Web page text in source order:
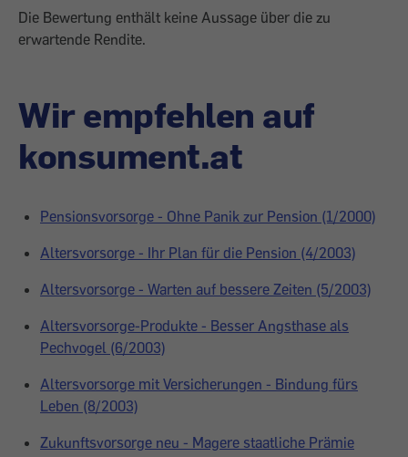
Die Bewertung enthält keine Aussage über die zu
erwartende Rendite.
Wir empfehlen auf
konsument.at
Pensionsvorsorge - Ohne Panik zur Pension (1/2000)
Altersvorsorge - Ihr Plan für die Pension (4/2003)
Altersvorsorge - Warten auf bessere Zeiten (5/2003)
Altersvorsorge-Produkte - Besser Angsthase als
Pechvogel (6/2003)
Altersvorsorge mit Versicherungen - Bindung fürs
Leben (8/2003)
Zukunftsvorsorge neu - Magere staatliche Prämie